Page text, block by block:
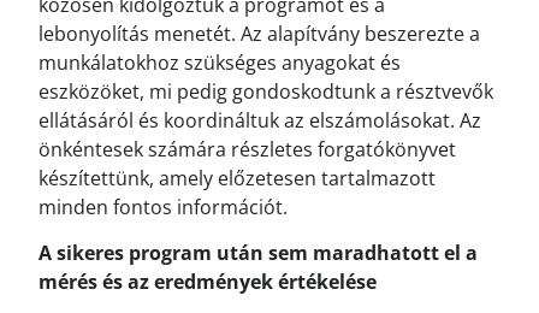
lebonyolítás menetét. Az alapítvány beszerezte a
munkálatokhoz szükséges anyagokat és
eszközöket, mi pedig gondoskodtunk a résztvevők
ellátásáról és koordináltuk az elszámolásokat. Az
önkéntesek számára részletes forgatókönyvet
készítettünk, amely előzetesen tartalmazott
minden fontos információt.
A sikeres program után sem maradhatott el a
mérés és az eredmények értékelése